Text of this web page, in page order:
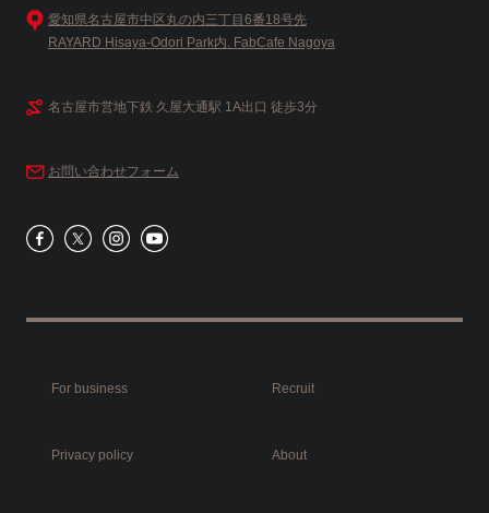
愛知県名古屋市中区丸の内三丁目6番18号先
RAYARD Hisaya-Odori Park内. FabCafe Nagoya
名古屋市営地下鉄 久屋大通駅 1A出口 徒歩3分
お問い合わせフォーム
For business Recruit
Privacy policy About